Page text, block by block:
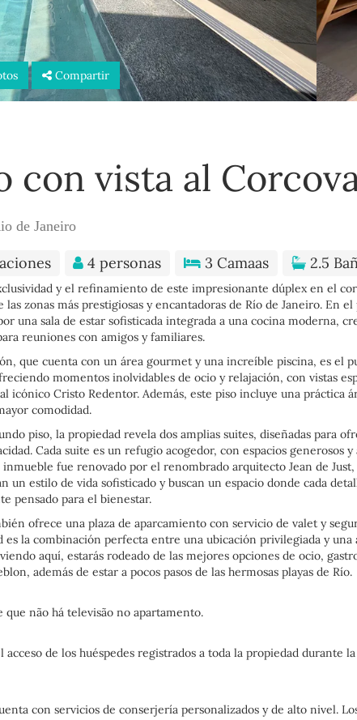
Compartir
con vista al
de Janeiro
4 personas 3 Camaas 2.5
y el refinamiento de este impresionante dúplex en el
las zonas más prestigiosas y encantadoras de Río de Janeiro. En
una sala de estar sofisticada integrada a una cocina moderna,
reuniones con amigos y familiares.
que cuenta con un área gourmet y una increíble piscina, es el
momentos inolvidables de ocio y relajación, con vistas
icónico Cristo Redentor. Además, este piso incluye una práctica
comodidad.
piso, la propiedad revela dos amplias suites, diseñadas para
Cada suite es un refugio acogedor, con espacios generosos y
inmueble fue renovado por el renombrado arquitecto Jean de
un estilo de vida sofisticado y buscan un espacio donde cada
pensado para el bienestar.
ofrece una plaza de aparcamiento con servicio de valet y
es la combinación perfecta entre una ubicación privilegiada y una
aquí, estarás rodeado de las mejores opciones de ocio,
además de estar a pocos pasos de las hermosas playas de Río.
que não há televisão no apartamento.
acceso de los huéspedes registrados a toda la propiedad durante
con servicios de conserjería personalizados y de alto nivel.